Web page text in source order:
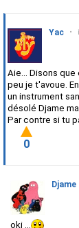
Yac •
Aie... Disons
peu je t'avoue.
un instrument
désolé Djame
Par contre si tu
0
Djame
oki ...